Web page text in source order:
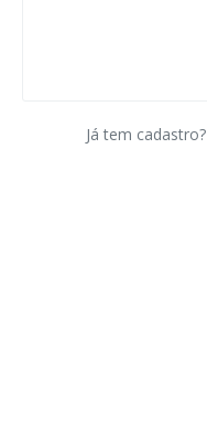
Já tem cadastro?